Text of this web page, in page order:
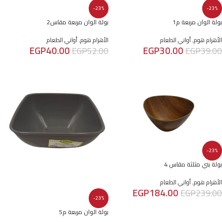
-23%
بولة الوان مربعة م1
الأهرام هوم,أواني الطعام
EGP39.00
EGP30.00
-23%
بولة الوان مربعة مقاس2
الأهرام هوم,أواني الطعام
EGP52.00
EGP40.00
-23%
بولة بني مثلثة مقاس 4
الأهرام هوم,أواني الطعام
EGP239.00
EGP184.00
-23%
بولة الوان مربعة م5